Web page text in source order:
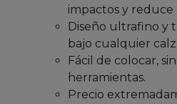
impactos y reduce
Diseño ultrafino y
bajo cualquier
Fácil de colocar,
herramientas.
Precio